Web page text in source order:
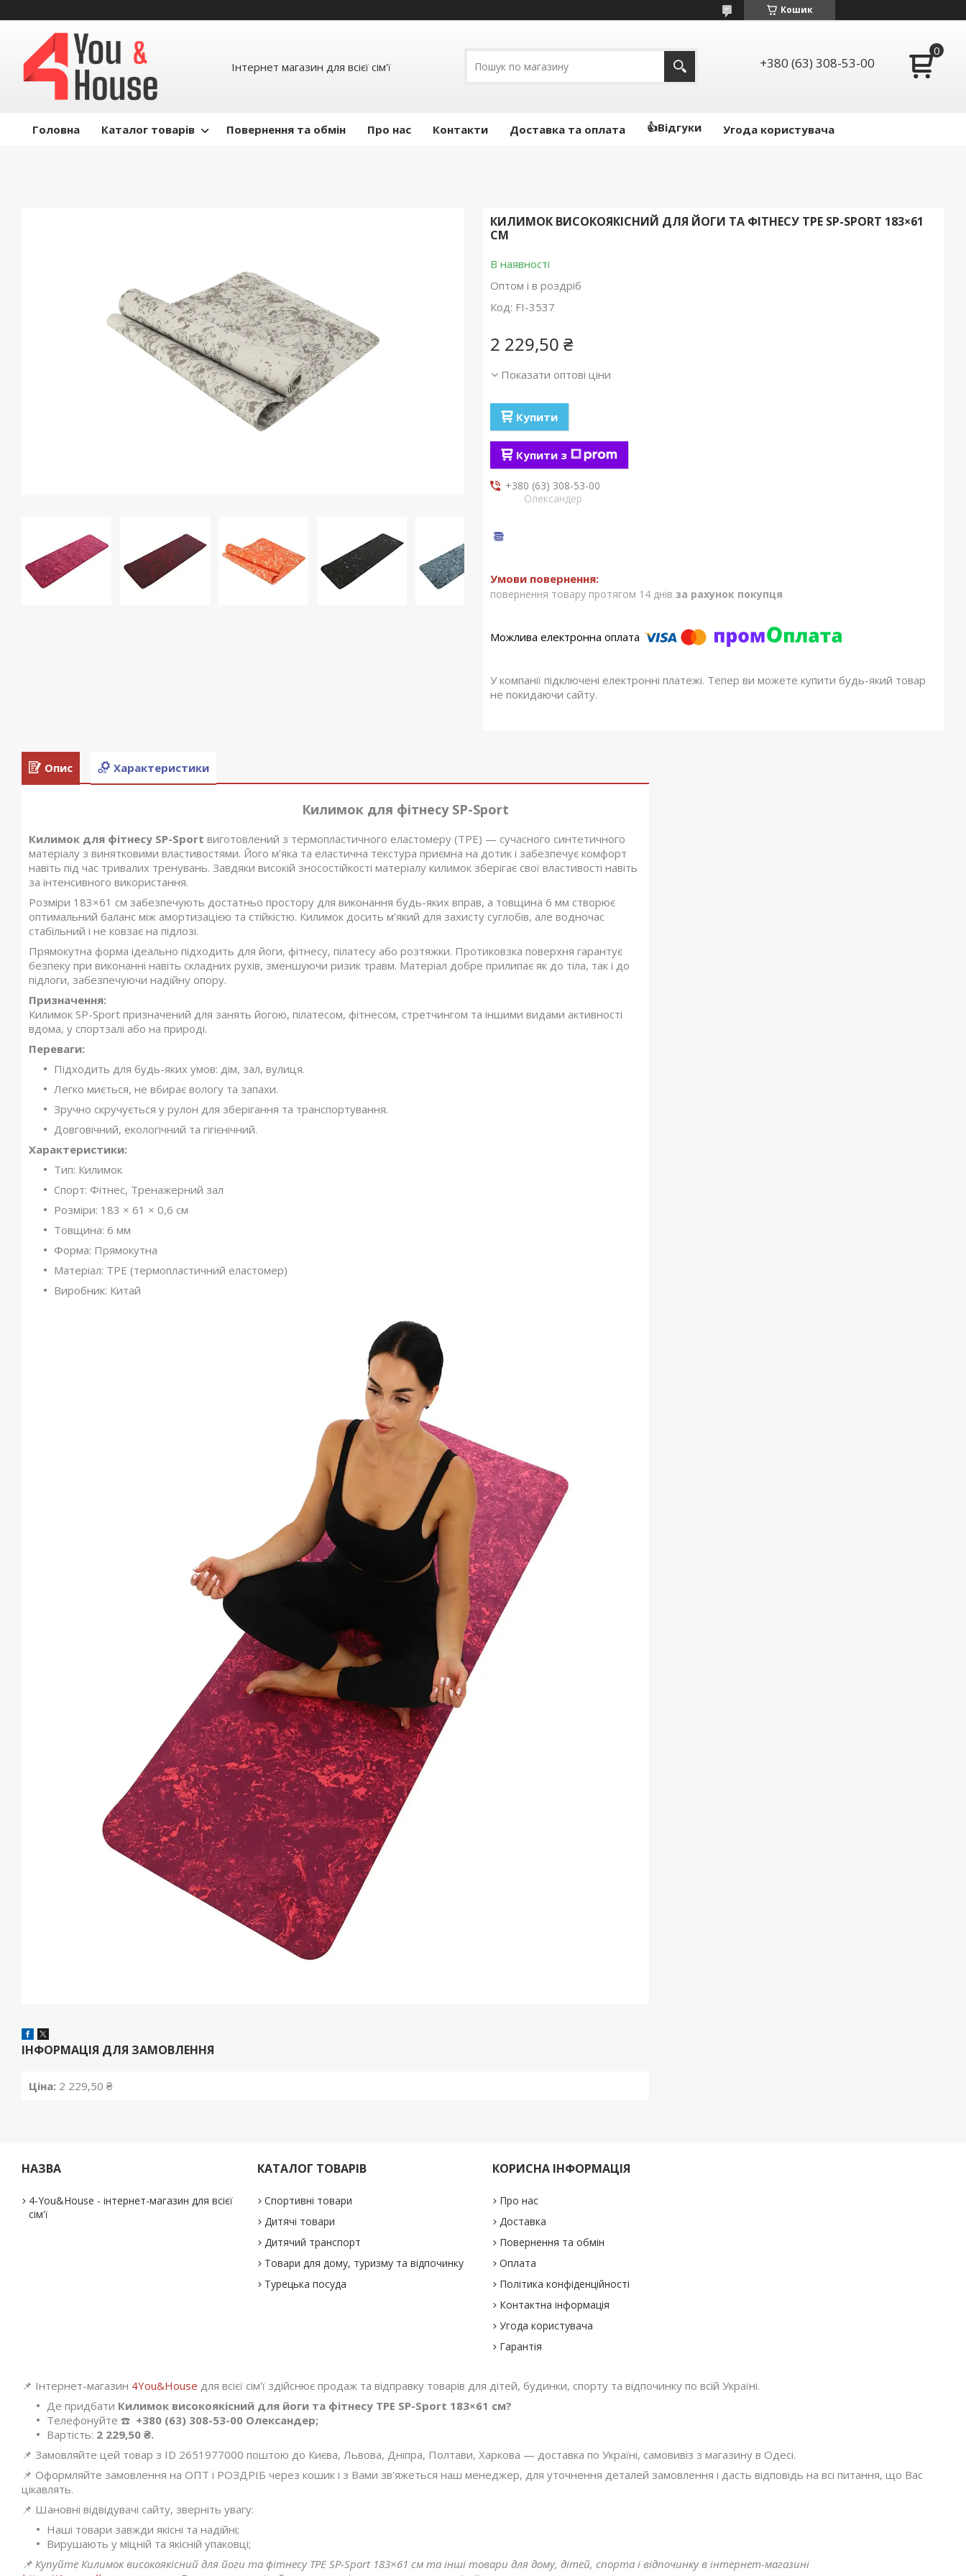
Кошик
Інтернет магазин для всієї сім'ї +380 (63) 308-53-00
Головна Каталог товарів Повернення та обмін Про нас Контакти Доставка та оплата 👍Відгуки Угода користувача
КИЛИМОК ВИСОКОЯКІСНИЙ ДЛЯ ЙОГИ ТА ФІТНЕСУ TPE SP-SPORT 183×61
СМ
В наявності
Оптом і в роздріб
Код: FI-3537
2 229,50 ₴
Показати оптові ціни
Купити
Купити з
+380 (63) 308-53-00
Олександер
повернення товару протягом 14 днів за рахунок покупця
У компанії підключені електронні платежі. Тепер ви можете купити будь-який товар
не покидаючи сайту.
Опис Характеристики
Килимок для фітнесу SP-Sport
Килимок для фітнесу SP-Sport виготовлений з термопластичного еластомеру (TPE) — сучасного синтетичного
матеріалу з винятковими властивостями. Його м’яка та еластична текстура приємна на дотик і забезпечує комфорт
навіть під час тривалих тренувань. Завдяки високій зносостійкості матеріалу килимок зберігає свої властивості навіть
за інтенсивного використання.
Розміри 183×61 см забезпечують достатньо простору для виконання будь-яких вправ, а товщина 6 мм створює
оптимальний баланс між амортизацією та стійкістю. Килимок досить м’який для захисту суглобів, але водночас
стабільний і не ковзає на підлозі.
Прямокутна форма ідеально підходить для йоги, фітнесу, пілатесу або розтяжки. Протиковзка поверхня гарантує
безпеку при виконанні навіть складних рухів, зменшуючи ризик травм. Матеріал добре прилипає як до тіла, так і до
підлоги, забезпечуючи надійну опору.
Призначення:
Килимок SP-Sport призначений для занять йогою, пілатесом, фітнесом, стретчингом та іншими видами активності
вдома, у спортзалі або на природі.
Переваги:
Підходить для будь-яких умов: дім, зал, вулиця.
Легко миється, не вбирає вологу та запахи.
Зручно скручується у рулон для зберігання та транспортування.
Довговічний, екологічний та гігієнічний.
Характеристики:
Тип: Килимок
Спорт: Фітнес, Тренажерний зал
Розміри: 183 × 61 × 0,6 см
Товщина: 6 мм
Форма: Прямокутна
Матеріал: TPE (термопластичний еластомер)
Виробник: Китай
ІНФОРМАЦІЯ ДЛЯ ЗАМОВЛЕННЯ
Ціна: 2 229,50 ₴
НАЗВА
4-You&House - інтернет-магазин для всієї
сім'ї
КАТАЛОГ ТОВАРІВ
Спортивні товари
Дитячі товари
Дитячий транспорт
Товари для дому, туризму та відпочинку
Турецька посуда
КОРИСНА ІНФОРМАЦІЯ
Про нас
Доставка
Повернення та обмін
Оплата
Політика конфіденційності
Контактна інформація
Угода користувача
Гарантія
📌 Інтернет-магазин 4You&House для всієї сім'ї здійснює продаж та відправку товарів для дітей, будинки, спорту та відпочинку по всій Україні.
Де придбати Килимок високоякісний для йоги та фітнесу TPE SP-Sport 183×61 см?
Телефонуйте ☎️ +380 (63) 308-53-00 Олександер;
Вартість: 2 229,50 ₴.
📌 Замовляйте цей товар з ID 2651977000 поштою до Києва, Львова, Дніпра, Полтави, Харкова — доставка по Україні, самовивіз з магазину в Одесі.
📌 Оформляйте замовлення на ОПТ і РОЗДРІБ через кошик і з Вами зв'яжеться наш менеджер, для уточнення деталей замовлення і дасть відповідь на всі питання, що Вас
цікавлять.
📌 Шановні відвідувачі сайту, зверніть увагу:
Наші товари завжди якісні та надійні;
Вирушають у міцній та якісній упаковці;
📌 Купуйте Килимок високоякісний для йоги та фітнесу TPE SP-Sport 183×61 см та інші товари для дому, дітей, спорта і відпочинку в інтернет-магазині